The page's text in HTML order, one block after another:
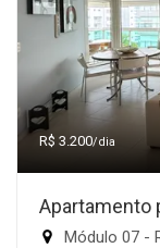
R$ 3.200/dia
Apartamento
Módulo 07 -